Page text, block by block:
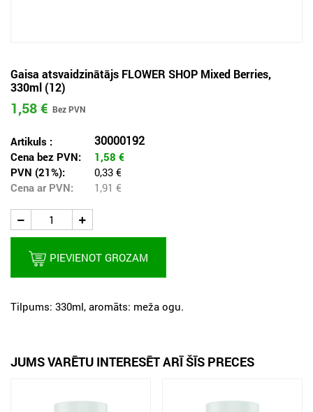
Gaisa atsvaidzinātājs FLOWER SHOP Mixed Berries,
330ml (12)
1,58 €
Artikuls : 30000192
Cena bez PVN: 1,58 €
PVN (21%):
0,33 €
Cena ar PVN:
1,91 €
PIEVIENOT GROZAM
Tilpums: 330ml, aromāts: meža ogu.
JUMS VARĒTU INTERESĒT ARĪ ŠĪS PRECES